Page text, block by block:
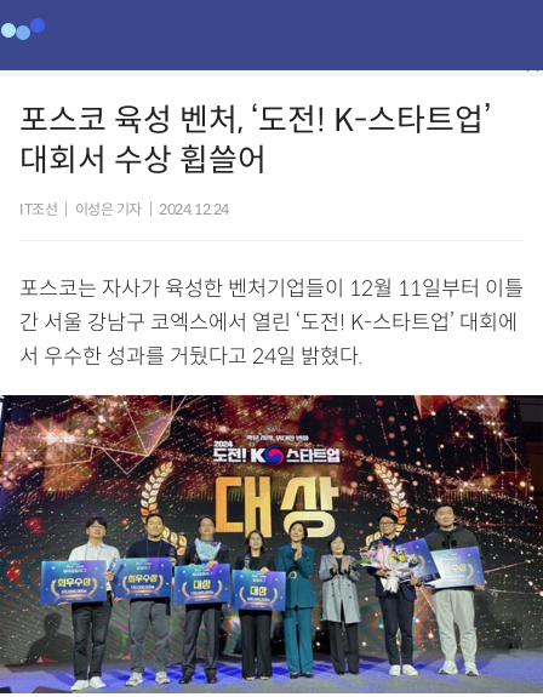
포스코 육성 벤처, ‘도전! K-스타트업’
대회서 수상 휩쓸어
IT조선 이성은 기자 2024.12.24
포스코는 자사가 육성한 벤처기업들이 12월 11일부터 이틀
간 서울 강남구 코엑스에서 열린 ‘도전! K-스타트업’ 대회에
서 우수한 성과를 거뒀다고 24일 밝혔다.